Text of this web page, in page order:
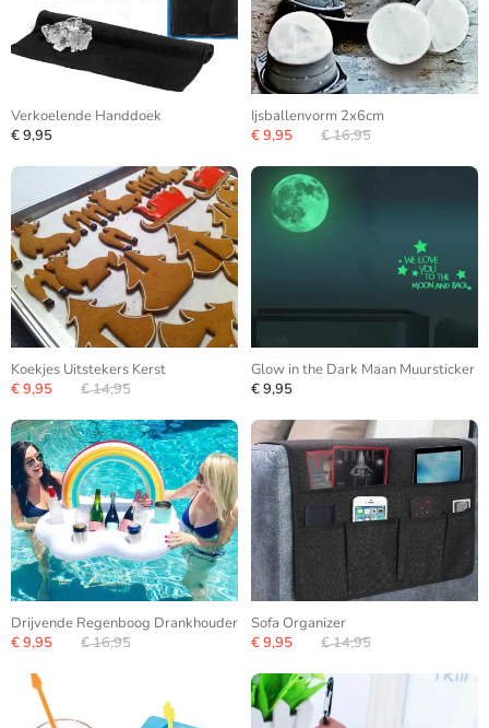
Verkoelende Handdoek
€ 9,95
Ijsballenvorm 2x6cm
€ 9,95
€ 16,95
Koekjes Uitstekers Kerst
€ 9,95
€ 14,95
Glow in the Dark Maan Muursticker
€ 9,95
Drijvende Regenboog Drankhouder
€ 9,95
€ 16,95
Sofa Organizer
€ 9,95
€ 14,95